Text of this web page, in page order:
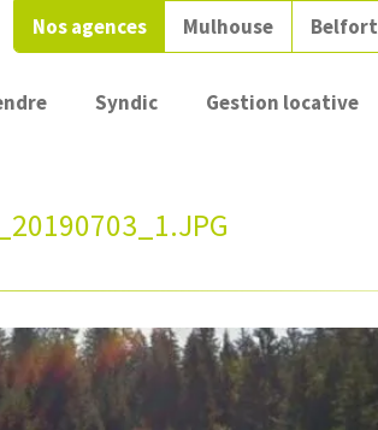
Syndic Gestion locative
Nos agences Mulhouse Belfort